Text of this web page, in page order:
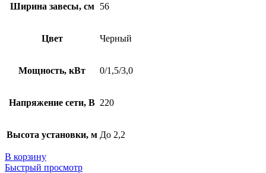
Ширина завесы, см 56
Цвет Черный
Мощность, кВт 0/1,5/3,0
Напряжение сети, В 220
Высота установки, м До 2,2
В корзину
Быстрый просмотр